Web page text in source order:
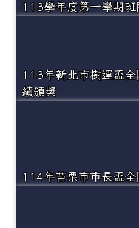
113學年度第一學期班
113年新北市樹運盃
績頒獎
114年苗栗市市長盃